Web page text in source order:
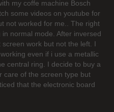
my coffe machine Bosch
some videos on youtube for
not worked for me.. The right
normal mode. After inversed
work but not the left. I
even if i use a metallic
central ring. I decide to buy a
care of the screen type but
that the electronic board